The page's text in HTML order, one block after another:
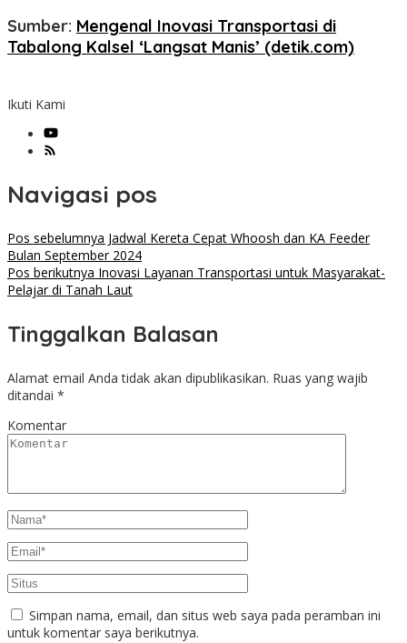
Sumber: Mengenal Inovasi Transportasi di
Tabalong Kalsel ‘Langsat Manis’ (detik.com)
Ikuti Kami
Navigasi pos
Pos sebelumnya Jadwal Kereta Cepat Whoosh dan KA Feeder
Bulan September 2024
Pos berikutnya Inovasi Layanan Transportasi untuk Masyarakat-
Pelajar di Tanah Laut
Tinggalkan Balasan
Alamat email Anda tidak akan dipublikasikan. Ruas yang wajib
ditandai *
Komentar
Simpan nama, email, dan situs web saya pada peramban ini
untuk komentar saya berikutnya.